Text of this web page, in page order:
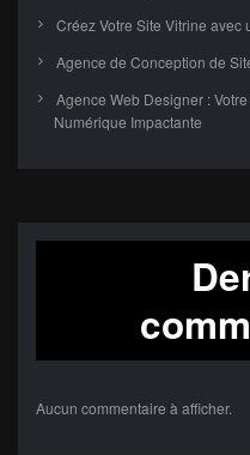
Créez Votre Site Vitrine avec
Agence de Conception de
Agence Web Designer :
Numérique Impactante
Aucun commentaire à afficher.